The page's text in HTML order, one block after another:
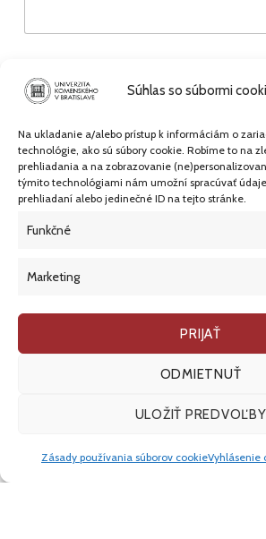
Súhlas so súbormi
Na ukladanie a/alebo prístup k informáciám o
technológie, ako sú súbory cookie. Robíme to na
prehliadania a na zobrazovanie
týmito technológiami nám umožní spracúvať
prehliadaní alebo jedinečné ID na tejto stránke.
Funkčné
Marketing
PRIJAŤ
ODMIETNUŤ
ULOŽIŤ PREDVOĽBY
Zásady používania súborov cookieVyhlásenie
MENU
INFORMAČNÉ
CENTRUM COMENIANA
Stránky Infocentra a
centra Univerzity
Adresa
811